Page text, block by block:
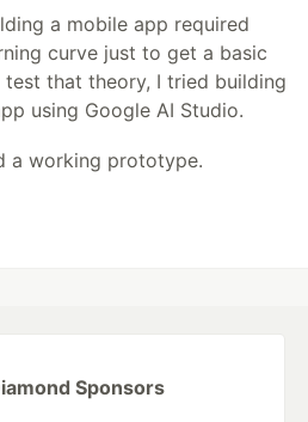
a mobile app required
curve just to get a basic
that theory, I tried building
using Google AI Studio.
a working prototype.
Sponsors